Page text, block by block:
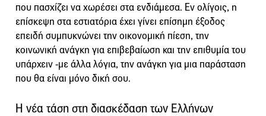
που πασχίζει να χωρέσει στα ενδιάμεσα. Εν ολίγοις, η
επίσκεψη στα εστιατόρια έχει γίνει επίσημη έξοδος
επειδή συμπυκνώνει την οικονομική πίεση, την
κοινωνική ανάγκη για επιβεβαίωση και την επιθυμία του
υπάρχειν -με άλλα λόγια, την ανάγκη για μια παράσταση
που θα είναι μόνο δική σου.
Η νέα τάση στη διασκέδαση των Ελλήνων